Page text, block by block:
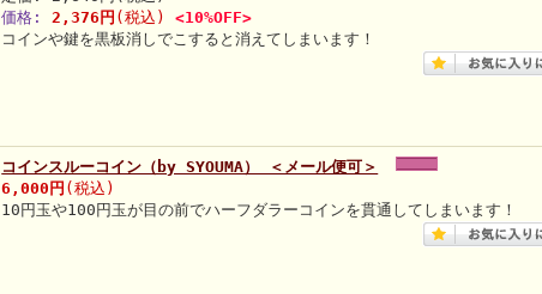
価格:2,376円 (税込)
<10%OFF>
コインや鍵を黒板消しでこすると消えてしまいます！
コインスルーコイン（by SYOUMA） ＜メール便可＞
6,000円 (税込)
10円玉や100円玉が目の前でハーフダラーコインを貫通してしまいます！